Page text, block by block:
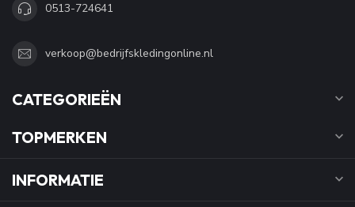
0513-724641
verkoop@bedrijfskledingonline.nl
CATEGORIEËN
TOPMERKEN
INFORMATIE